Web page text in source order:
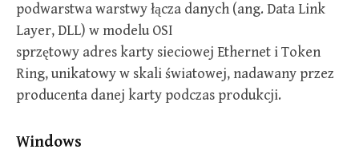
podwarstwa warstwy łącza danych (ang. Data Link
Layer, DLL) w modelu OSI
sprzętowy adres karty sieciowej Ethernet i Token
Ring, unikatowy w skali światowej, nadawany przez
producenta danej karty podczas produkcji.
Windows